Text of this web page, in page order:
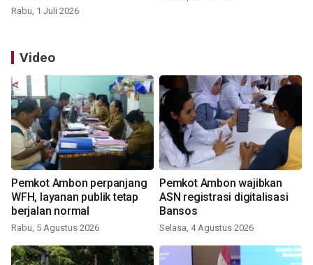
Rabu, 1 Juli 2026
Video
Pemkot Ambon perpanjang
WFH, layanan publik tetap
berjalan normal
Rabu, 5 Agustus 2026
Pemkot Ambon wajibkan
ASN registrasi digitalisasi
Bansos
Selasa, 4 Agustus 2026